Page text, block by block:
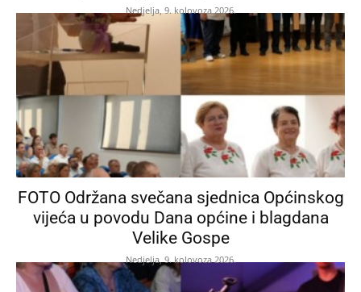
Nedjelja, 9. kolovoza 2026.
FOTO Održana svečana sjednica Općinskog
vijeća u povodu Dana općine i blagdana
Velike Gospe
Nedjelja, 9. kolovoza 2026.